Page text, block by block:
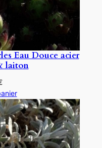
Eau Douce acier
laiton